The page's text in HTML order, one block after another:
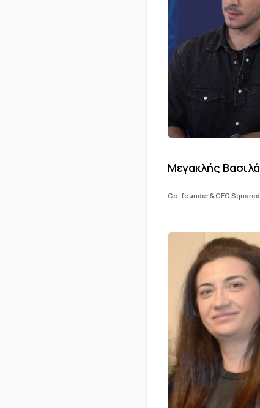
Μεγακλής
Co-founder & CEO